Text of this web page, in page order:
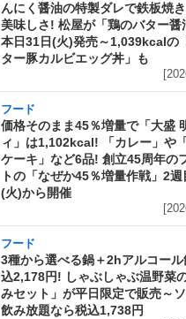
んにく醤油の特製ダレで鉄板焼
美味しさ! 松屋が「鶏のバター醤
本日31日(火)発売～1,039kcalの
ター豚カルビエッグ丼」も
フード
価格そのまま45％増量で「大盛
ィ」は1,102kcal! 「カレー」や
ケーキ」など6品! 創立45周年の
トの「なぜか45％増量作戦」2週
(火)から開催
フード
3種から選べる鍋＋2hアルコー
込2,178円! しゃぶしゃぶ温野菜
みセット」が平日限定で販売～
飲み放題なら税込1,738円